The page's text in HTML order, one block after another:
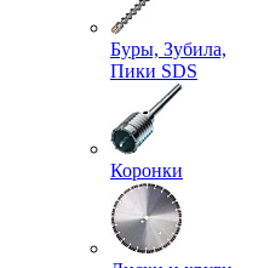
Буры, Зубила,
Пики SDS
Коронки